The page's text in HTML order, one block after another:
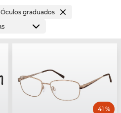
Óculos graduados
41 %